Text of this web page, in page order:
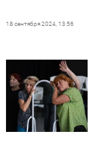
18 сентября 2024, 13:56